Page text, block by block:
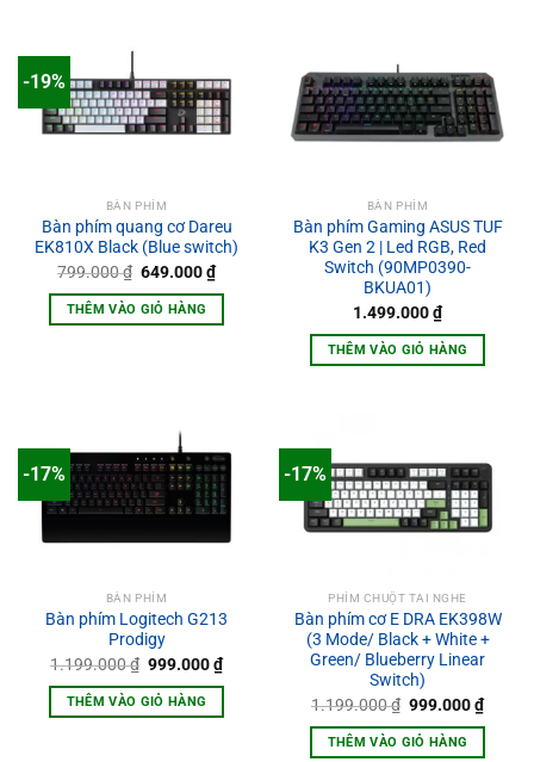
-19%
BÀN PHÍM
Bàn phím quang cơ Dareu
EK810X Black (Blue switch)
799.000₫ Giá
là:
799.000 ₫.
649.000₫Giá
hiện
tại
THÊM VÀO GIỎ HÀNG
BÀN PHÍM
Bàn phím Gaming ASUS TUF
K3 Gen 2 | Led RGB, Red
Switch (90MP0390-
BKUA01)
1.499.000₫
THÊM VÀO GIỎ HÀNG
-17%
BÀN PHÍM
Bàn phím Logitech G213
Prodigy
1.199.000₫ Giá
là:
1.199.000 ₫.
999.000₫Giá
hiện
THÊM VÀO GIỎ HÀNG
-17%
PHÍM CHUỘT TAI NGHE
Bàn phím cơ E DRA EK398W
(3 Mode/ Black + White +
Green/ Blueberry Linear
Switch)
1.199.000₫ Giá
là:
1.199.000 ₫.
999.000₫Giá
hiện
THÊM VÀO GIỎ HÀNG